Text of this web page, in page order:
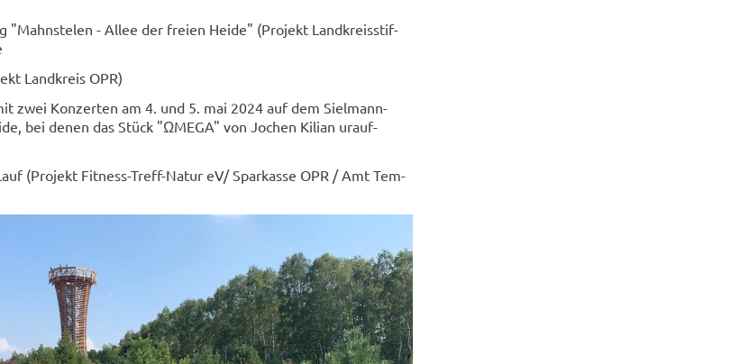
"Mahn­s­te­len - Allee der frei­en Heide" (Pro­jekt Land­kreis­stif­
Land­kreis OPR)
zwei Kon­zer­ten am 4. und 5. mai 2024 auf dem Sielmann-​
bei denen das Stück "ΩMEGA" von Jo­chen Ki­li­an ur­auf­
(Pro­jekt Fitness-​Treff-Natur eV/ Spar­kas­se OPR / Amt Tem­